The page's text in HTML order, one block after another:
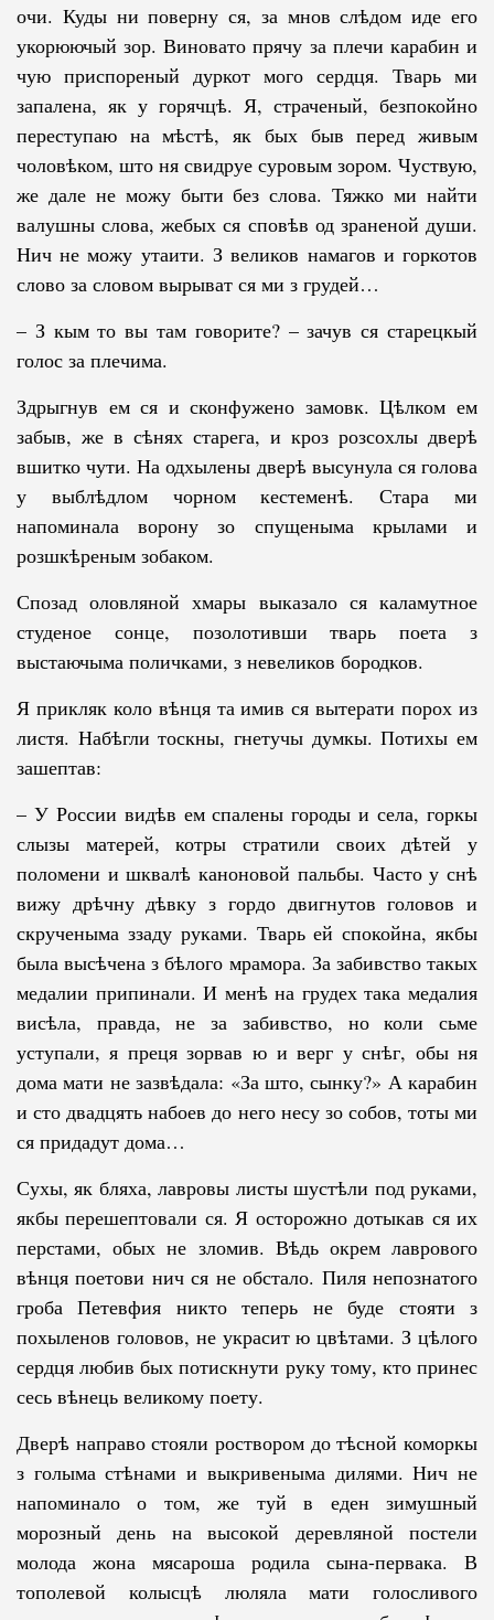
очи. Куды ни поверну ся, за мнов слѣдом иде его
укорюючый зор. Виновато прячу за пле­чи карабин и
чую приспореный дуркот мого сердця. Тварь ми
запалена, як у горячцѣ. Я, страченый, безпокойно
переступаю на мѣстѣ, як бых быв пе­ред живым
чоловѣком, што ня свидруе суровым зором. Чуствую,
же да­ле не можу быти без слова. Тяжко ми найти
валушны слова, жебых ся спо­вѣв од зраненой души.
Нич не можу утаити. З великов намагов и горкотов
сло­во за словом вырыват ся ми з грудей…
– З кым то вы там говорите? – зачув ся старецкый
голос за пле­чи­ма.
Здрыгнув ем ся и сконфужено замовк. Цѣлком ем
забыв, же в сѣ­нях старега, и кроз розсохлы дверѣ
вшитко чути. На одхылены дверѣ вы­су­нула ся голова
у выблѣдлом чорном кестеменѣ. Стара ми
напоминала воро­ну зо спущеныма крылами и
розшкѣреным зобаком.
Спозад оловляной хмары выказало ся каламутное
студеное сонце, по­зо­лотивши тварь поета з
выстаючыма поличками, з невеликов бородков.
Я прикляк коло вѣнця та имив ся вытерати порох из
листя. Набѣгли тоск­ны, гнетучы думкы. Потихы ем
зашептав:
– У России видѣв ем спалены городы и села, горкы
слызы матерей, кот­ры стратили своих дѣтей у
поломени и шквалѣ каноновой пальбы. Час­то у снѣ
вижу дрѣчну дѣвку з гордо двигнутов головов и
скрученыма ззаду руками. Тварь ей спокойна, якбы
была высѣчена з бѣлого мрамора. За за­бив­ство такых
медалии припинали. И менѣ на грудех така медалия
висѣла, правда, не за забивство, но коли сьме
уступали, я преця зорвав ю и верг у снѣг, обы ня
дома мати не зазвѣдала: «За што, сынку?» А карабин
и сто двадцять набоев до него несу зо собов, тоты ми
ся придадут дома…
Сухы, як бляха, лавровы листы шустѣли под руками,
якбы пере­шеп­товали ся. Я осторожно дотыкав ся их
перстами, обых не зломив. Вѣдь окрем лаврового
вѣнця поетови нич ся не обстало. Пиля непознатого
гроба Петевфия никто теперь не буде стояти з
похыленов головов, не украсит ю цвѣтами. З цѣлого
сердця любив бых потискнути руку тому, кто принес
сесь вѣнець великому поету.
Дверѣ направо стояли роствором до тѣсной коморкы
з голыма стѣ­на­ми и выкривеныма дилями. Нич не
напоминало о том, же туй в еден зимушный
морозный день на высокой деревляной постели
молода жона мясароша родила сына-первака. В
тополевой колысцѣ люляла мати голос­ливого